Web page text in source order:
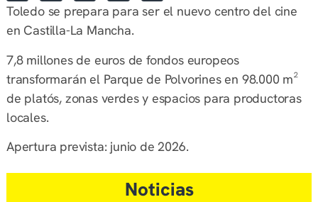
Toledo se prepara para ser el nuevo centro del cine
en Castilla-La Mancha.
7,8 millones de euros de fondos europeos
transformarán el Parque de Polvorines en 98.000 m²
de platós, zonas verdes y espacios para productoras
locales.
Apertura prevista: junio de 2026.
Noticias